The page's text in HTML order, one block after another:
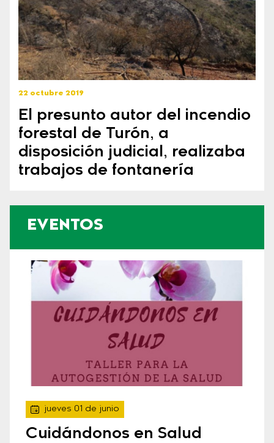
22 octubre 2019
El presunto autor del incendio
forestal de Turón, a
disposición judicial, realizaba
trabajos de fontanería
EVENTOS
jueves 01 de junio
Cuidándonos en Salud